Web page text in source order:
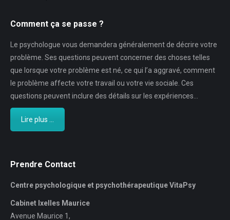
Comment ça se passe ?
Le psychologue vous demandera généralement de décrire votre
problème. Ses questions peuvent concerner des choses telles
que lorsque votre problème est né, ce qui l’a aggravé, comment
le problème affecte votre travail ou votre vie sociale. Ces
questions peuvent inclure des détails sur les expériences…
Lire plus ...
Prendre Contact
Centre psychologique et psychothérapeutique VitaPsy
Cabinet Ixelles Maurice
Avenue Maurice 1,